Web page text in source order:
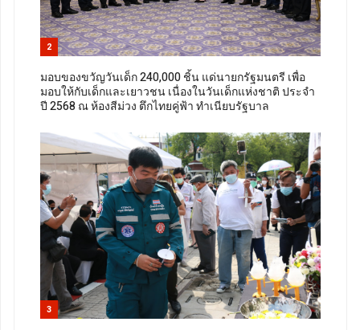
2
มอบของขวัญวันเด็ก 240,000 ชิ้น แด่นายกรัฐมนตรี เพื่อ
มอบให้กับเด็กและเยาวชน เนื่องในวันเด็กแห่งชาติ ประจำ
ปี 2568 ณ ห้องสีม่วง ตึกไทยคู่ฟ้า ทำเนียบรัฐบาล
3